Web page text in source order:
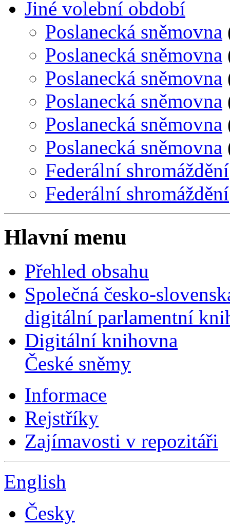
Jiné volební období
Poslanecká sněmovna
Poslanecká sněmovna
Poslanecká sněmovna
Poslanecká sněmovna
Poslanecká sněmovna
Poslanecká sněmovna
Federální shromáždění
Federální shromáždění
Hlavní menu
Přehled obsahu
Společná česko-
digitální parlamentní
Digitální knihovna
České sněmy
Informace
Rejstříky
Zajímavosti v repozitáři
English
Česky